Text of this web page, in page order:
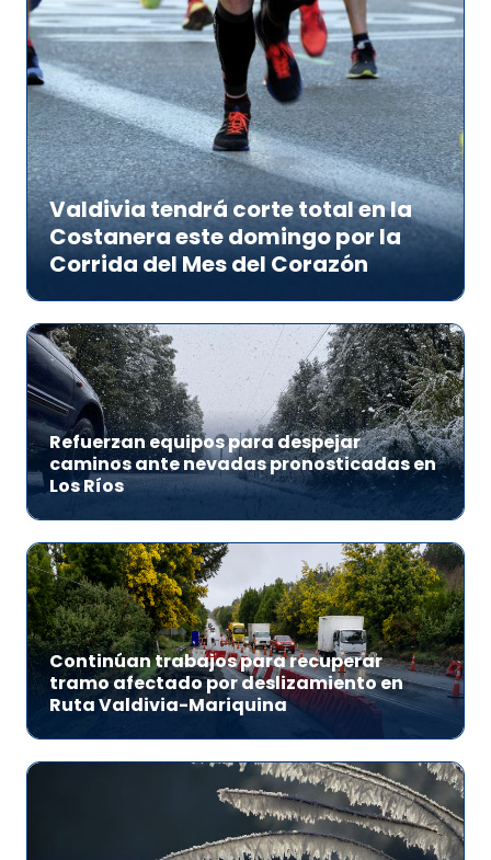
Valdivia tendrá corte total en la
Costanera este domingo por la
Corrida del Mes del Corazón
Refuerzan equipos para despejar
caminos ante nevadas pronosticadas en
Los Ríos
Continúan trabajos para recuperar
tramo afectado por deslizamiento en
Ruta Valdivia-Mariquina